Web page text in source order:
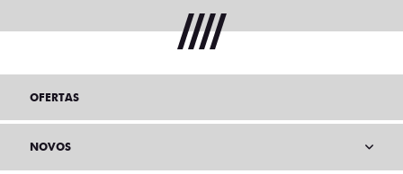
OFERTAS
NOVOS